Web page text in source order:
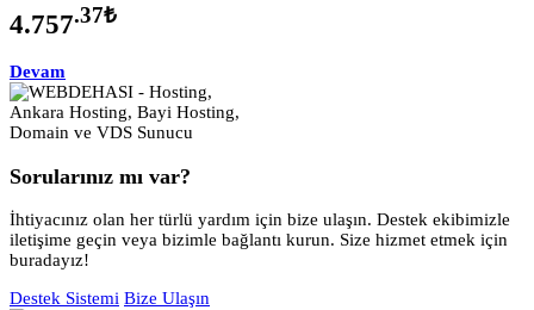
4.757.37₺
Devam
Sorularınız mı var?
İhtiyacınız olan her türlü yardım için bize ulaşın. Destek ekibimizle
iletişime geçin veya bizimle bağlantı kurun. Size hizmet etmek için
buradayız!
Destek Sistemi Bize Ulaşın